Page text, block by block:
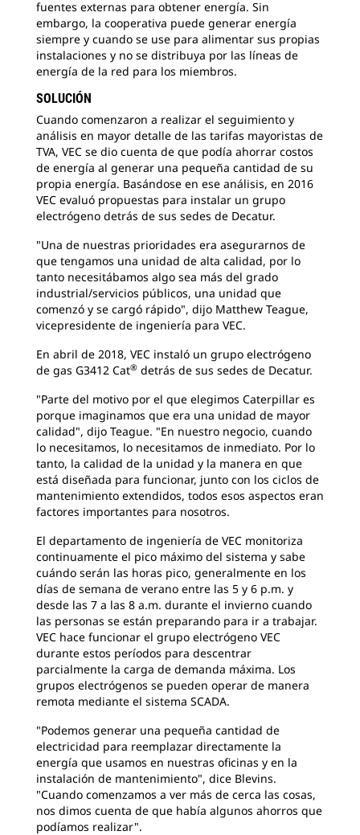
fuentes externas para obtener energía. Sin
embargo, la cooperativa puede generar energía
siempre y cuando se use para alimentar sus propias
instalaciones y no se distribuya por las líneas de
energía de la red para los miembros.
SOLUCIÓN
Cuando comenzaron a realizar el seguimiento y
análisis en mayor detalle de las tarifas mayoristas de
TVA, VEC se dio cuenta de que podía ahorrar costos
de energía al generar una pequeña cantidad de su
propia energía. Basándose en ese análisis, en 2016
VEC evaluó propuestas para instalar un grupo
electrógeno detrás de sus sedes de Decatur.
"Una de nuestras prioridades era asegurarnos de
que tengamos una unidad de alta calidad, por lo
tanto necesitábamos algo sea más del grado
industrial/servicios públicos, una unidad que
comenzó y se cargó rápido", dijo Matthew Teague,
vicepresidente de ingeniería para VEC.
En abril de 2018, VEC instaló un grupo electrógeno
de gas G3412 Cat® detrás de sus sedes de Decatur.
"Parte del motivo por el que elegimos Caterpillar es
porque imaginamos que era una unidad de mayor
calidad", dijo Teague. "En nuestro negocio, cuando
lo necesitamos, lo necesitamos de inmediato. Por lo
tanto, la calidad de la unidad y la manera en que
está diseñada para funcionar, junto con los ciclos de
mantenimiento extendidos, todos esos aspectos eran
factores importantes para nosotros.
El departamento de ingeniería de VEC monitoriza
continuamente el pico máximo del sistema y sabe
cuándo serán las horas pico, generalmente en los
días de semana de verano entre las 5 y 6 p.m. y
desde las 7 a las 8 a.m. durante el invierno cuando
las personas se están preparando para ir a trabajar.
VEC hace funcionar el grupo electrógeno VEC
durante estos períodos para descentrar
parcialmente la carga de demanda máxima. Los
grupos electrógenos se pueden operar de manera
remota mediante el sistema SCADA.
"Podemos generar una pequeña cantidad de
electricidad para reemplazar directamente la
energía que usamos en nuestras oficinas y en la
instalación de mantenimiento", dice Blevins.
"Cuando comenzamos a ver más de cerca las cosas,
nos dimos cuenta de que había algunos ahorros que
podíamos realizar".